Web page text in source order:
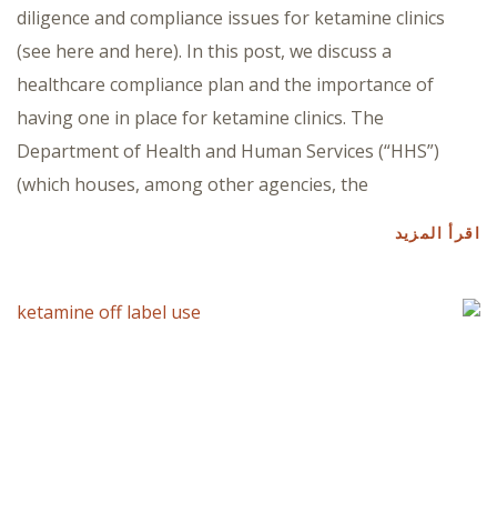
diligence and compliance issues for ketamine clinics
(see here and here). In this post, we discuss a
healthcare compliance plan and the importance of
having one in place for ketamine clinics. The
Department of Health and Human Services (“HHS”)
(which houses, among other agencies, the
اقرأ المزيد